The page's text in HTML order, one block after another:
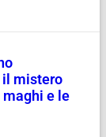
il mistero
e le